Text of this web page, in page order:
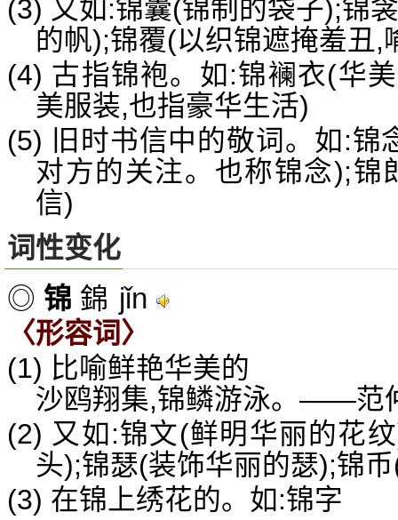
(3) 又如:锦囊(锦制的袋子);锦
的帆);锦覆(以织锦遮掩羞丑,
(4) 古指锦袍。如:锦襕衣(华
美服装,也指豪华生活)
(5) 旧时书信中的敬词。如:锦
对方的关注。也称锦念);锦
信)
词性变化
◎ 锦 錦 jǐn
〈形容词〉
(1) 比喻鲜艳华美的
沙鸥翔集,锦鳞游泳。——范
(2) 又如:锦文(鲜明华丽的花
头);锦瑟(装饰华丽的瑟);锦
(3) 在锦上绣花的。如:锦字